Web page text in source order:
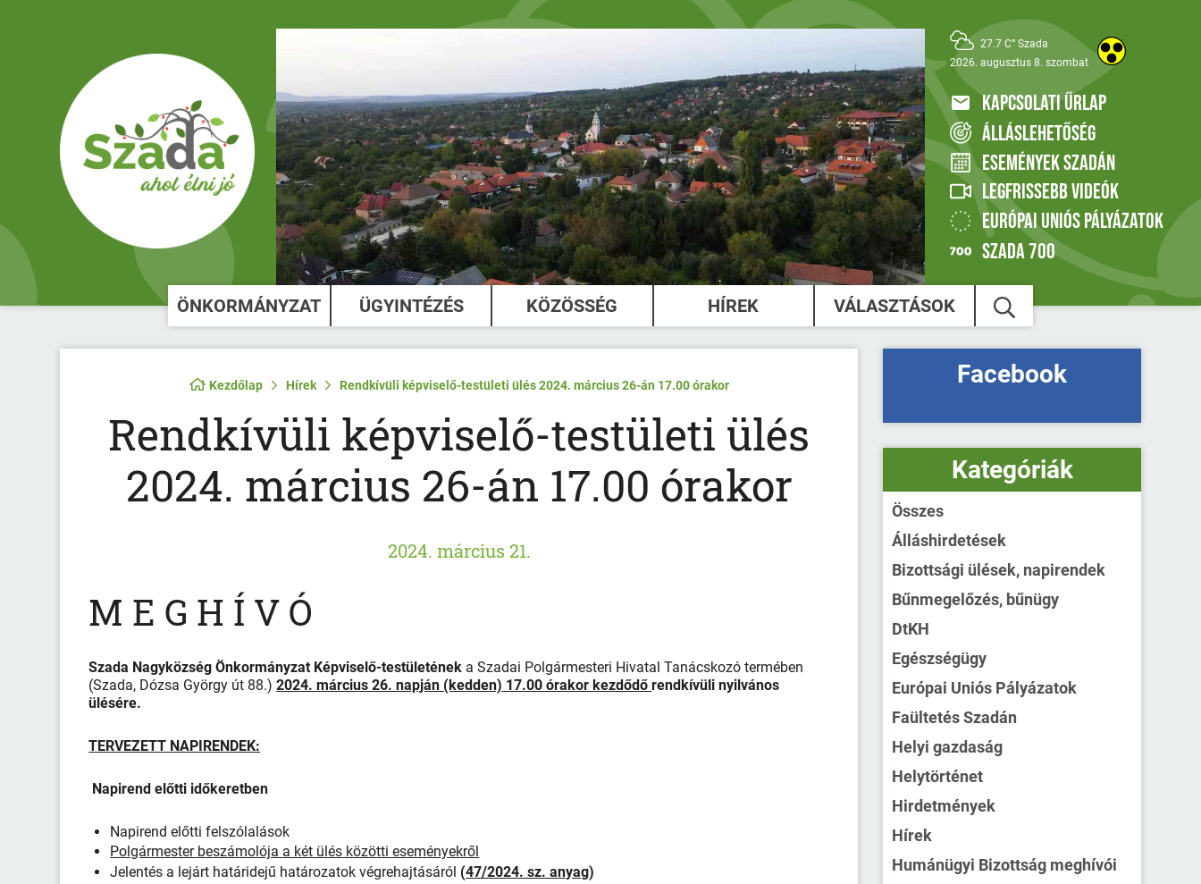
27.7 C° Szada
2026. augusztus 8. szombat
KAPCSOLATI ŰRLAP
ÁLLÁSLEHETŐSÉG
ESEMÉNYEK SZADÁN
LEGFRISSEBB VIDEÓK
EURÓPAI UNIÓS PÁLYÁZATOK
SZADA 700
ÖNKORMÁNYZAT ÜGYINTÉZÉS KÖZÖSSÉG HÍREK VÁLASZTÁSOK
Kezdőlap Hírek Rendkívüli képviselő-testületi ülés 2024. március 26-án 17.00 órakor
Rendkívüli képviselő-testületi ülés
2024. március 26-án 17.00 órakor
2024. március 21.
M E G H Í V Ó
Szada Nagyközség Önkormányzat Képviselő-testületének a Szadai Polgármesteri Hivatal Tanácskozó termében
(Szada, Dózsa György út 88.)2024. március 26. napján (kedden) 17.00 órakor kezdődőrendkívüli nyilvános
ülésére.
TERVEZETT NAPIRENDEK:
Napirend előtti időkeretben
Napirend előtti felszólalások
Polgármester beszámolója a két ülés közötti eseményekről
Jelentés a lejárt határidejű határozatok végrehajtásáról (47/2024. sz. anyag)
Facebook
Kategóriák
Összes
Álláshirdetések
Bizottsági ülések, napirendek
Bűnmegelőzés, bűnügy
DtKH
Egészségügy
Európai Uniós Pályázatok
Faültetés Szadán
Helyi gazdaság
Helytörténet
Hirdetmények
Hírek
Humánügyi Bizottság meghívói